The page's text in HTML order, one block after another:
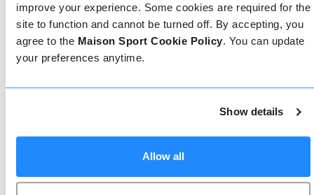
improve your experience. Some cookies are required for the
site to function and cannot be turned off. By accepting, you
agree to the Maison Sport Cookie Policy. You can update
your preferences anytime.
Show details
Allow all
Prenota online
Chat dal vivo